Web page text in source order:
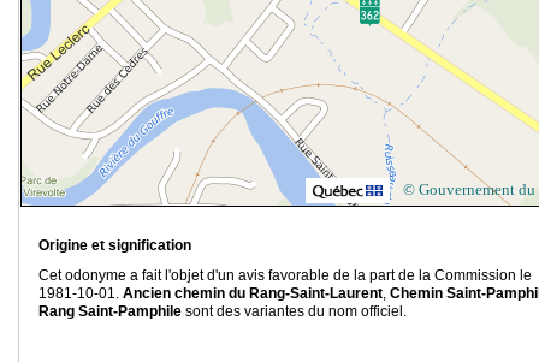
© Gouvernement du
Origine et signification
Cet odonyme a fait l'objet d'un avis favorable de la part de la Commission le
1981-10-01. Ancien chemin du Rang-Saint-Laurent, Chemin Saint-
Rang Saint-Pamphile sont des variantes du nom officiel.